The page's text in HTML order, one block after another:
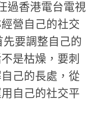
過香港電台電視
營自己的社交
先要調整自己的
是枯燥，要刺
己的長處，從
自己的社交平